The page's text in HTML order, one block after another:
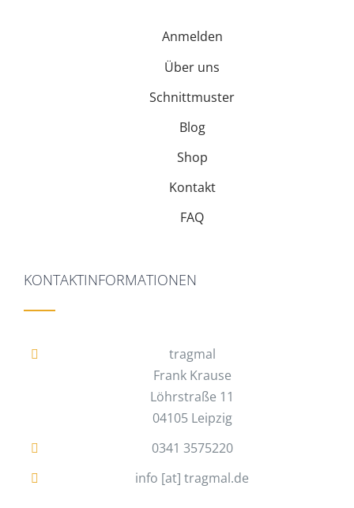
Anmelden
Über uns
Schnittmuster
Blog
Shop
Kontakt
FAQ
KONTAKTINFORMATIONEN
tragmal
Frank Krause
Löhrstraße 11
04105 Leipzig
0341 3575220
info [at] tragmal.de